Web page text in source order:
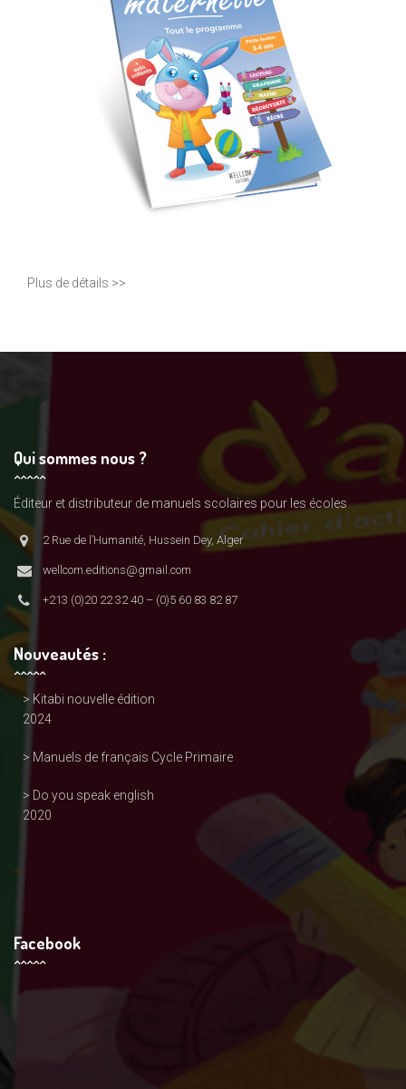
Plus de détails >>
Qui sommes nous ?
Éditeur et distributeur de manuels scolaires pour les écoles
2 Rue de l’Humanité, Hussein Dey, Alger
wellcom.editions@gmail.com
+213 (0)20 22 32 40 – (0)5 60 83 82 87
Nouveautés :
> Kitabi nouvelle édition
2024
> Manuels de français Cycle Primaire
> Do you speak english
2020
Facebook